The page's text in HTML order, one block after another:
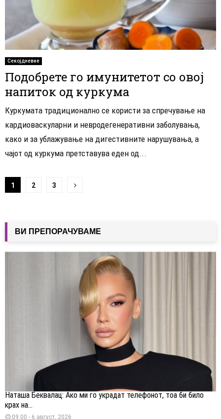
Секојдневие
Подобрете го имунитетот со овој
напиток од куркума
Куркумата традиционално се користи за спречување на
кардиоваскуларни и невродегенеративни заболувања,
како и за ублажување на дигестивните нарушувања, а
чaјот од куркума претставува еден од...
Навигација
написи
1 2 3
ВИ ПРЕПОРАЧУВАМЕ
Наташа Беквалац: Ако ми го украдат телефонот, тоа би било
крах на...
09:00 - 6 август, 2026